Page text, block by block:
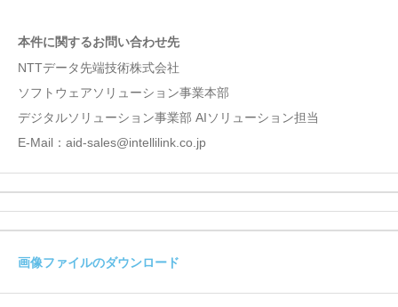
本件に関するお問い合わせ先
NTTデータ先端技術株式会社
ソフトウェアソリューション事業本部
デジタルソリューション事業部 AIソリューション担当
E-Mail：aid-sales@intellilink.co.jp
画像ファイルのダウンロード